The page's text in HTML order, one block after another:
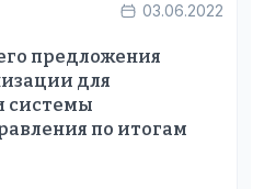
03.06.2022
предложения
для
системы
по итогам